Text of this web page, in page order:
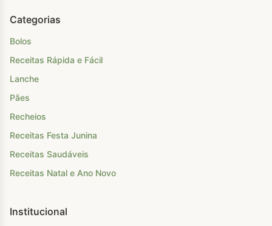
Categorias
Bolos
Receitas Rápida e Fácil
Lanche
Pães
Recheios
Receitas Festa Junina
Receitas Saudáveis
Receitas Natal e Ano Novo
Institucional